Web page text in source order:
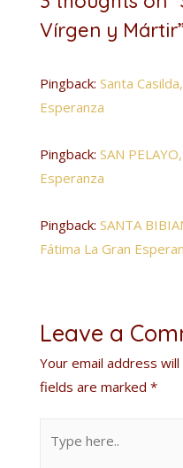
Vírgen y
Pingback: Santa
Esperanza
Pingback: SAN
Esperanza
Pingback: SANTA
Fátima La Gran
Leave a
Your email address
fields are marked *